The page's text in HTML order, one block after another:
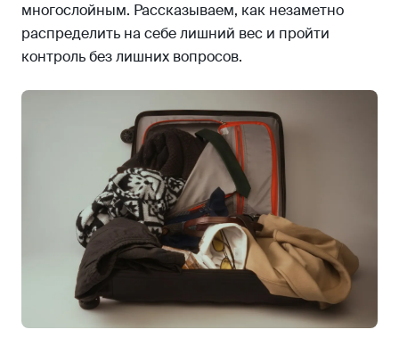
многослойным. Рассказываем, как незаметно
распределить на себе лишний вес и пройти
контроль без лишних вопросов.